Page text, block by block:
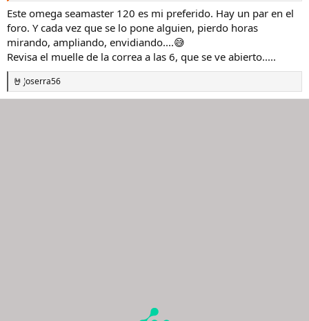
Este omega seamaster 120 es mi preferido. Hay un par en el
foro. Y cada vez que se lo pone alguien, pierdo horas
mirando, ampliando, envidiando....😅
Revisa el muelle de la correa a las 6, que se ve abierto.....
R
e
Joserra56